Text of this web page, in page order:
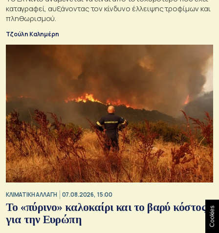
καταγραφεί, αυξάνοντας τον κίνδυνο έλλειψης τροφίμων και
πληθωρισμού.
Τζούλη Καλημέρη
ΚΛΙΜΑΤΙΚΗ ΑΛΛΑΓΗ 07.08.2026, 15:00
Το «πύρινο» καλοκαίρι και το βαρύ κόστος
για την Ευρώπη
Cookies